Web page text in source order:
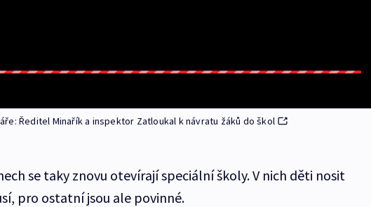
Ředitel Minařík a inspektor Zatloukal k návratu žáků do škol
se taky znovu otevírají speciální školy. V nich děti nosit
pro ostatní jsou ale povinné.